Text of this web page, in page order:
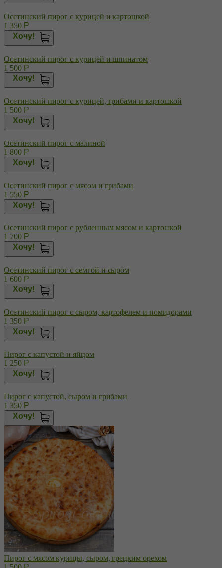
Осетинский пирог с курицей и картошкой
1 350 Р
Хочу!
Осетинский пирог с курицей и шпинатом
1 500 Р
Хочу!
Осетинский пирог с курицей, грибами и картошкой
1 500 Р
Хочу!
Осетинский пирог с малиной
1 800 Р
Хочу!
Осетинский пирог с мясом и грибами
1 550 Р
Хочу!
Осетинский пирог с рубленным мясом и картошкой
1 700 Р
Хочу!
Осетинский пирог с семгой и сыром
1 600 Р
Хочу!
Осетинский пирог с сыром, картофелем и помидорами
1 350 Р
Хочу!
Пирог с капустой и яйцом
1 250 Р
Хочу!
Пирог с капустой, сыром и грибами
1 350 Р
Хочу!
Пирог с мясом курицы, сыром, грецким орехом